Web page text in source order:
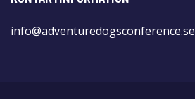
info@adventuredogsconference.se